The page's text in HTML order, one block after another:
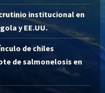
institucional en
y EE.UU.
de chiles
de salmonelosis en